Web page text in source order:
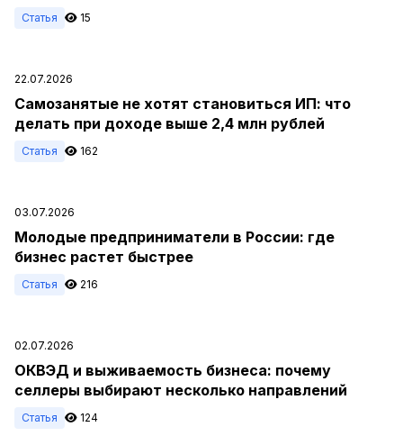
Статья 15
22.07.2026
Самозанятые не хотят становиться ИП: что
делать при доходе выше 2,4 млн рублей
Статья 162
03.07.2026
Молодые предприниматели в России: где
бизнес растет быстрее
Статья 216
02.07.2026
ОКВЭД и выживаемость бизнеса: почему
селлеры выбирают несколько направлений
Статья 124